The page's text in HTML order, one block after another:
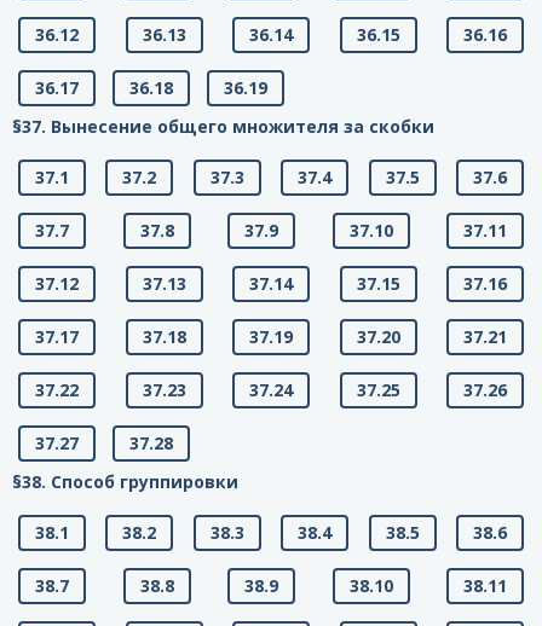
36.12 36.13 36.14 36.15 36.16
36.17 36.18
36.19
§37. Вынесение общего множителя за скобки
37.1 37.2 37.3 37.4 37.5 37.6
37.7 37.8 37.9 37.10 37.11
37.12 37.13 37.14 37.15 37.16
37.17 37.18 37.19 37.20 37.21
37.22 37.23 37.24 37.25 37.26
37.27
37.28
§38. Способ группировки
38.1 38.2 38.3 38.4 38.5 38.6
38.7 38.8 38.9 38.10 38.11